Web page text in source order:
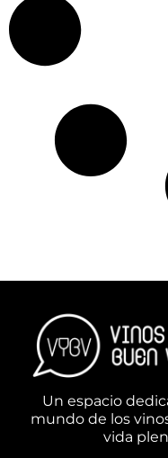
Un espacio
mundo de los
vida